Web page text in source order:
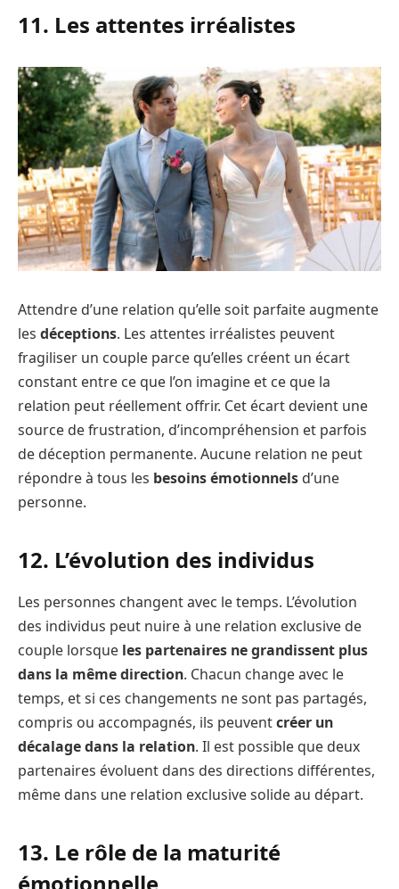
11. Les attentes irréalistes
Attendre d’une relation qu’elle soit parfaite augmente
les déceptions. Les attentes irréalistes peuvent
fragiliser un couple parce qu’elles créent un écart
constant entre ce que l’on imagine et ce que la
relation peut réellement offrir. Cet écart devient une
source de frustration, d’incompréhension et parfois
de déception permanente. Aucune relation ne peut
répondre à tous les besoins émotionnels d’une
personne.
12. L’évolution des individus
Les personnes changent avec le temps. L’évolution
des individus peut nuire à une relation exclusive de
couple lorsque les partenaires ne grandissent plus
dans la même direction. Chacun change avec le
temps, et si ces changements ne sont pas partagés,
compris ou accompagnés, ils peuventcréer un
décalage dans la relation. Il est possible que deux
partenaires évoluent dans des directions différentes,
même dans une relation exclusive solide au départ.
13. Le rôle de la maturité
émotionnelle